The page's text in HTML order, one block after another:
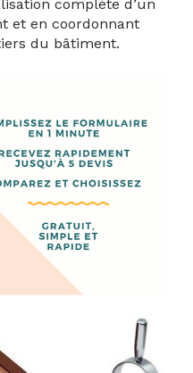
complète d’un
et en coordonnant
du bâtiment.